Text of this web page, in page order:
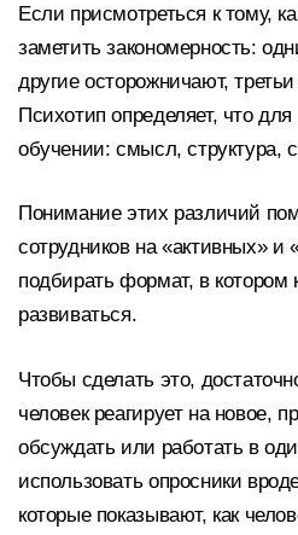
Если присмотреться к тому,
заметить закономерность:
другие осторожничают,
Психотип определяет, что
обучении: смысл, структура,
Понимание этих различий
сотрудников на «активных» и
подбирать формат, в
развиваться.
Чтобы сделать это,
человек реагирует на новое,
обсуждать или работать в
использовать опросники
которые показывают, как